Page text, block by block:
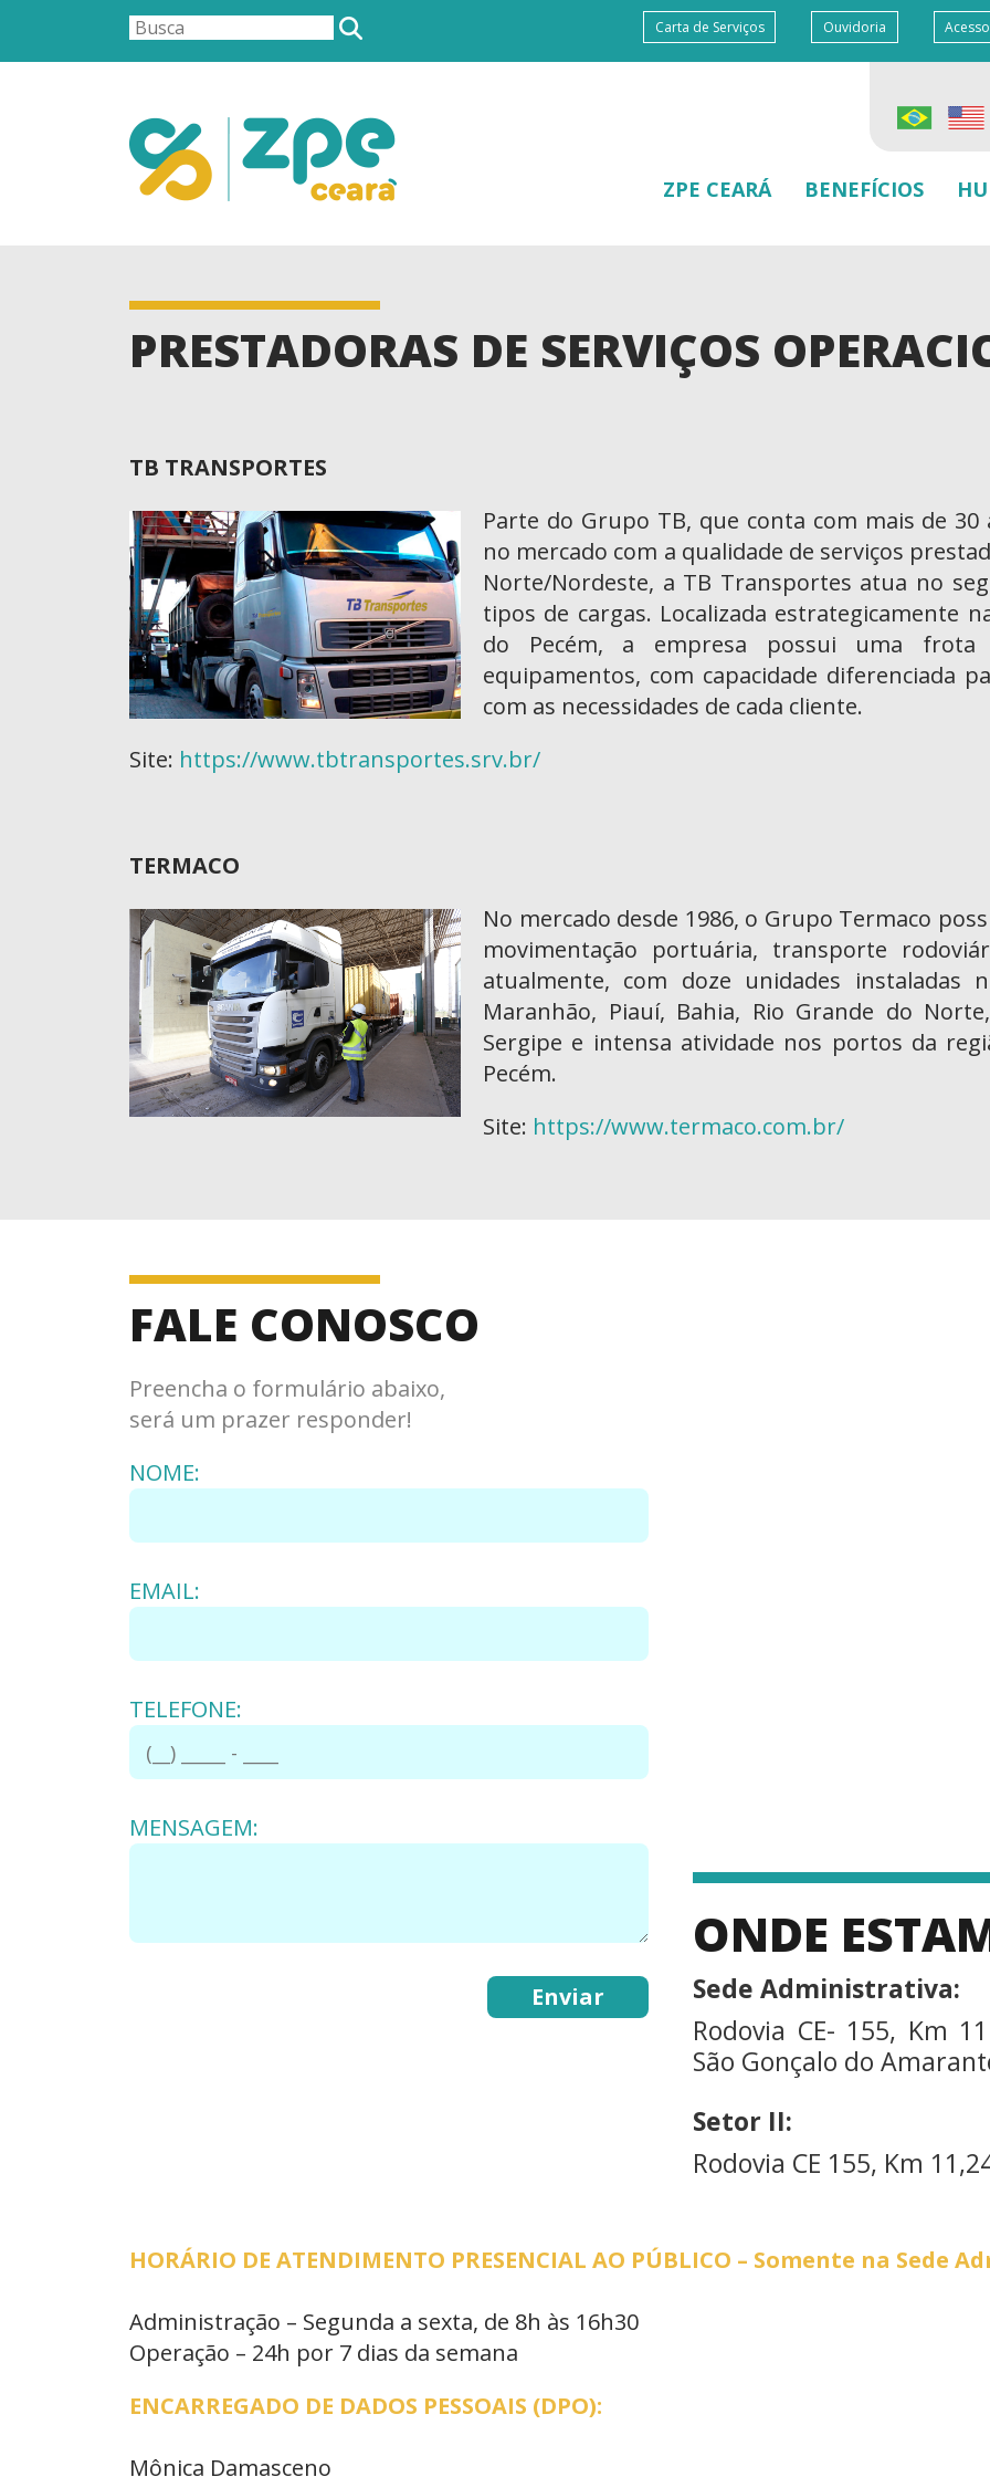
Carta de Serviços Ouvidoria
ZPE CEARÁ BENEFÍCIOS
PRESTADORAS DE SERVIÇOS
TB TRANSPORTES
Parte do Grupo TB, que conta com mais de
no mercado com a qualidade de serviços
Norte/Nordeste, a TB Transportes atua no
tipos de cargas. Localizada estrategicamente
do Pecém, a empresa possui uma
equipamentos, com capacidade diferenciada
com as necessidades de cada cliente.
Site: https://www.tbtransportes.srv.br/
TERMACO
No mercado desde 1986, o Grupo Termaco
movimentação portuária, transporte
atualmente, com doze unidades instaladas
Maranhão, Piauí, Bahia, Rio Grande do
Sergipe e intensa atividade nos portos da
Pecém.
Site: https://www.termaco.com.br/
FALE CONOSCO
Preencha o formulário abaixo,
será um prazer responder!
NOME:
EMAIL:
TELEFONE:
MENSAGEM:
ONDE
Sede Administrativa:
Rodovia CE- 155, Km
São Gonçalo do
Setor II:
Rodovia CE 155, Km
HORÁRIO DE ATENDIMENTO PRESENCIAL AO PÚBLICO – Somente na Sede
Administração – Segunda a sexta, de 8h às 16h30
Operação – 24h por 7 dias da semana
ENCARREGADO DE DADOS PESSOAIS (DPO):
Mônica Damasceno